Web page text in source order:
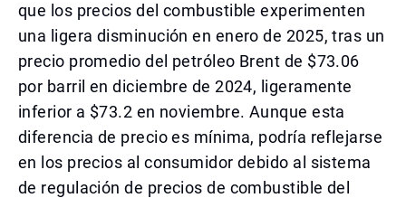
que los precios del combustible experimenten
una ligera disminución en enero de 2025, tras un
precio promedio del petróleo Brent de $73.06
por barril en diciembre de 2024, ligeramente
inferior a $73.2 en noviembre. Aunque esta
diferencia de precio es mínima, podría reflejarse
en los precios al consumidor debido al sistema
de regulación de precios de combustible del